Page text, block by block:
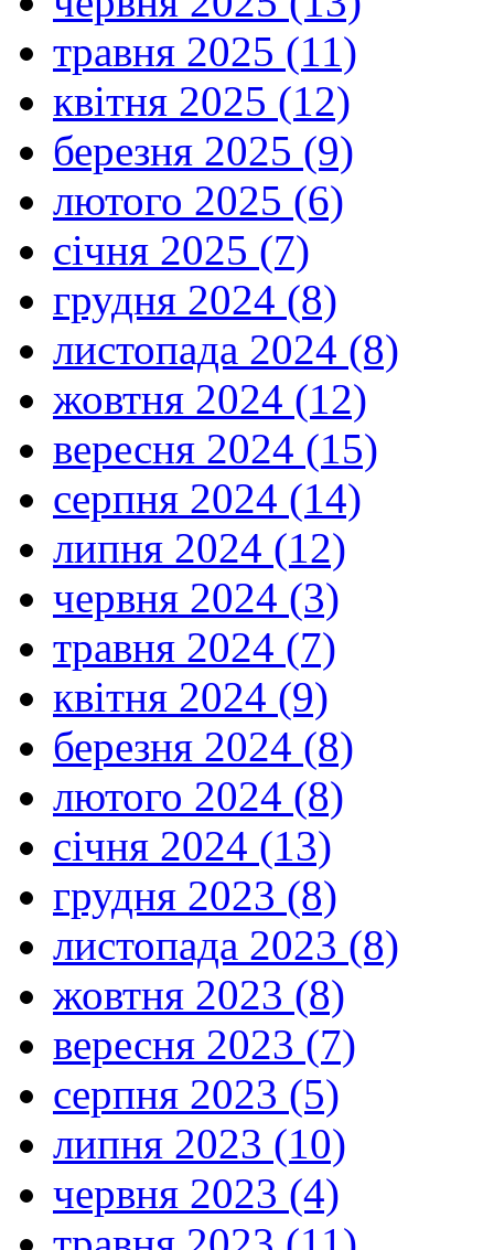
травня 2025 (11)
квітня 2025 (12)
березня 2025 (9)
лютого 2025 (6)
січня 2025 (7)
грудня 2024 (8)
листопада 2024 (8)
жовтня 2024 (12)
вересня 2024 (15)
серпня 2024 (14)
липня 2024 (12)
червня 2024 (3)
травня 2024 (7)
квітня 2024 (9)
березня 2024 (8)
лютого 2024 (8)
січня 2024 (13)
грудня 2023 (8)
листопада 2023 (8)
жовтня 2023 (8)
вересня 2023 (7)
серпня 2023 (5)
липня 2023 (10)
червня 2023 (4)